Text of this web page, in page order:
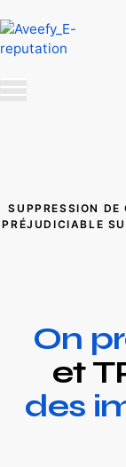
SUPPRESSION DE
PRÉJUDICIABLE
On
et
des